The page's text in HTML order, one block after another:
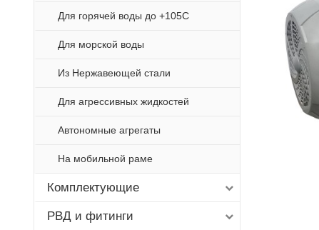
Для горячей воды до +105С
Для морской воды
Из Нержавеющей стали
Для агрессивных жидкостей
Автономные агрегаты
На мобильной раме
Комплектующие
РВД и фитинги